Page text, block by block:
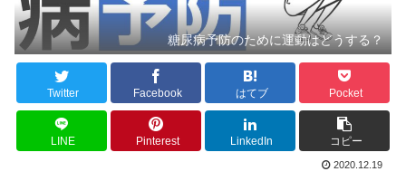
糖尿病予防のために運動はどうする？
Twitter Facebook はてブ Pocket
LINE Pinterest LinkedIn コピー
2020.12.19